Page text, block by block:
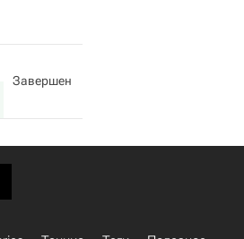
Завершен